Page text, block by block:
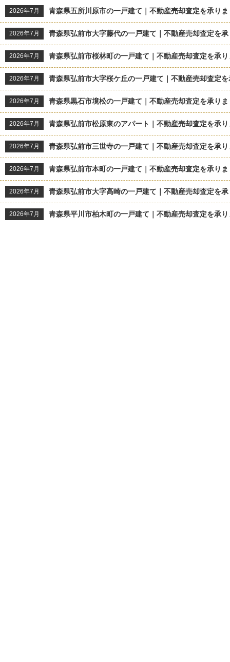
2026年7月 青森県五所川原市の一戸建て｜不動産売却査定を承り
2026年7月 青森県弘前市大字藤代の一戸建て｜不動産売却査定を
2026年7月 青森県弘前市桜林町の一戸建て｜不動産売却査定を承
2026年7月 青森県弘前市大字桜ケ丘の一戸建て｜不動産売却査定
2026年7月 青森県黒石市境松の一戸建て｜不動産売却査定を承り
2026年7月 青森県弘前市松原東のアパート｜不動産売却査定を承
2026年7月 青森県弘前市三世寺の一戸建て｜不動産売却査定を承
2026年7月 青森県弘前市本町の一戸建て｜不動産売却査定を承り
2026年7月 青森県弘前市大字高崎の一戸建て｜不動産売却査定を
2026年7月 青森県平川市柏木町の一戸建て｜不動産売却査定を承